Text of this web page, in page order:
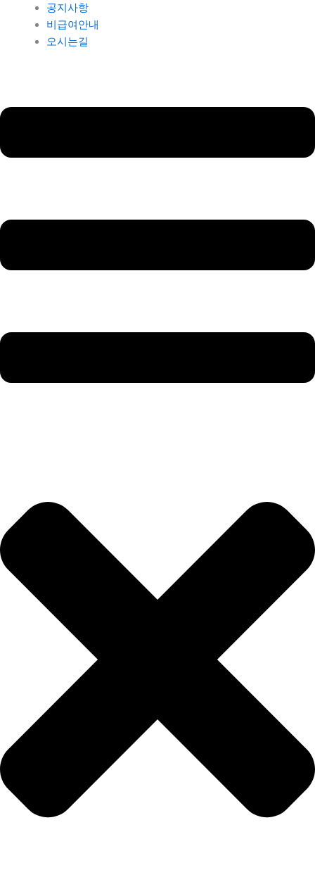
공지사항
비급여안내
오시는길